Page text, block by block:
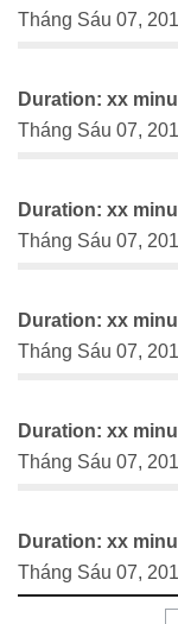
Tháng Sáu 07,
Duration: xx
Tháng Sáu 07,
Duration: xx
Tháng Sáu 07,
Duration: xx
Tháng Sáu 07,
Duration: xx
Tháng Sáu 07,
Duration: xx
Tháng Sáu 07,